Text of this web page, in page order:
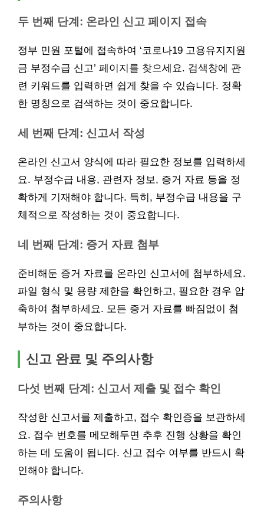
두 번째 단계: 온라인 신고 페이지 접속
정부 민원 포털에 접속하여 ‘코로나19 고용유지지원
금 부정수급 신고’ 페이지를 찾으세요. 검색창에 관
련 키워드를 입력하면 쉽게 찾을 수 있습니다. 정확
한 명칭으로 검색하는 것이 중요합니다.
세 번째 단계: 신고서 작성
온라인 신고서 양식에 따라 필요한 정보를 입력하세
요. 부정수급 내용, 관련자 정보, 증거 자료 등을 정
확하게 기재해야 합니다. 특히, 부정수급 내용을 구
체적으로 작성하는 것이 중요합니다.
네 번째 단계: 증거 자료 첨부
준비해둔 증거 자료를 온라인 신고서에 첨부하세요.
파일 형식 및 용량 제한을 확인하고, 필요한 경우 압
축하여 첨부하세요. 모든 증거 자료를 빠짐없이 첨
부하는 것이 중요합니다.
신고 완료 및 주의사항
다섯 번째 단계: 신고서 제출 및 접수 확인
작성한 신고서를 제출하고, 접수 확인증을 보관하세
요. 접수 번호를 메모해두면 추후 진행 상황을 확인
하는 데 도움이 됩니다. 신고 접수 여부를 반드시 확
인해야 합니다.
주의사항